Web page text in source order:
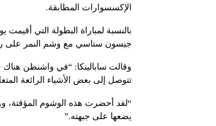
الإكسسوارات المطابقة.
بالنسبة لمباراة البطولة التي
جيسون ستاسي مع وشم النمر على
وقالت سابالينكا: “في واشنطن هناك
تتوصل إلى بعض الأشياء الرائعة
“لقد أحضرت هذه الوشوم المؤقتة،
يضعها على جبهته.”